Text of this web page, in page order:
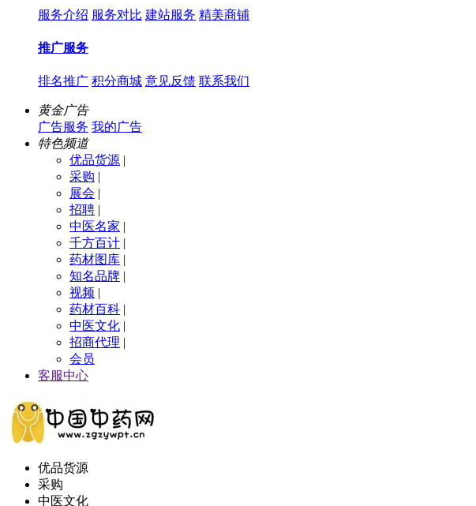
服务介绍 服务对比 建站服务 精美商铺
推广服务
排名推广 积分商城 意见反馈 联系我们
黄金广告
广告服务 我的广告
特色频道
优品货源 |
采购 |
展会 |
招聘 |
中医名家 |
千方百计 |
药材图库 |
知名品牌 |
视频 |
药材百科 |
中医文化 |
招商代理 |
会员
客服中心
优品货源
采购
中医文化